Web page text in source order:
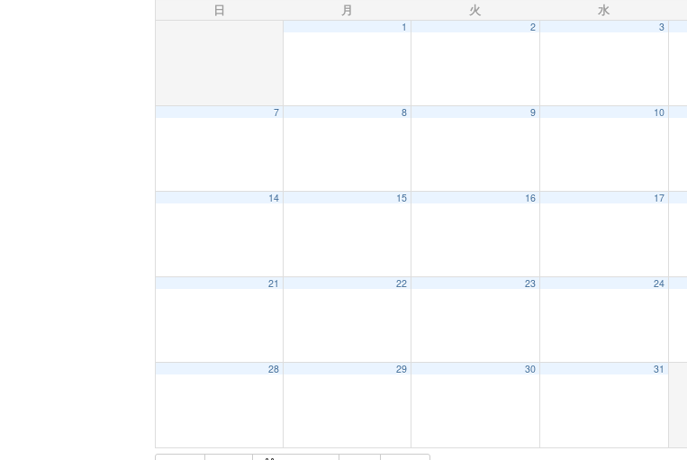
日 月 火 水
1 2 3
7 8 9 10
14 15 16 17
21 22 23 24
28 29 30 31